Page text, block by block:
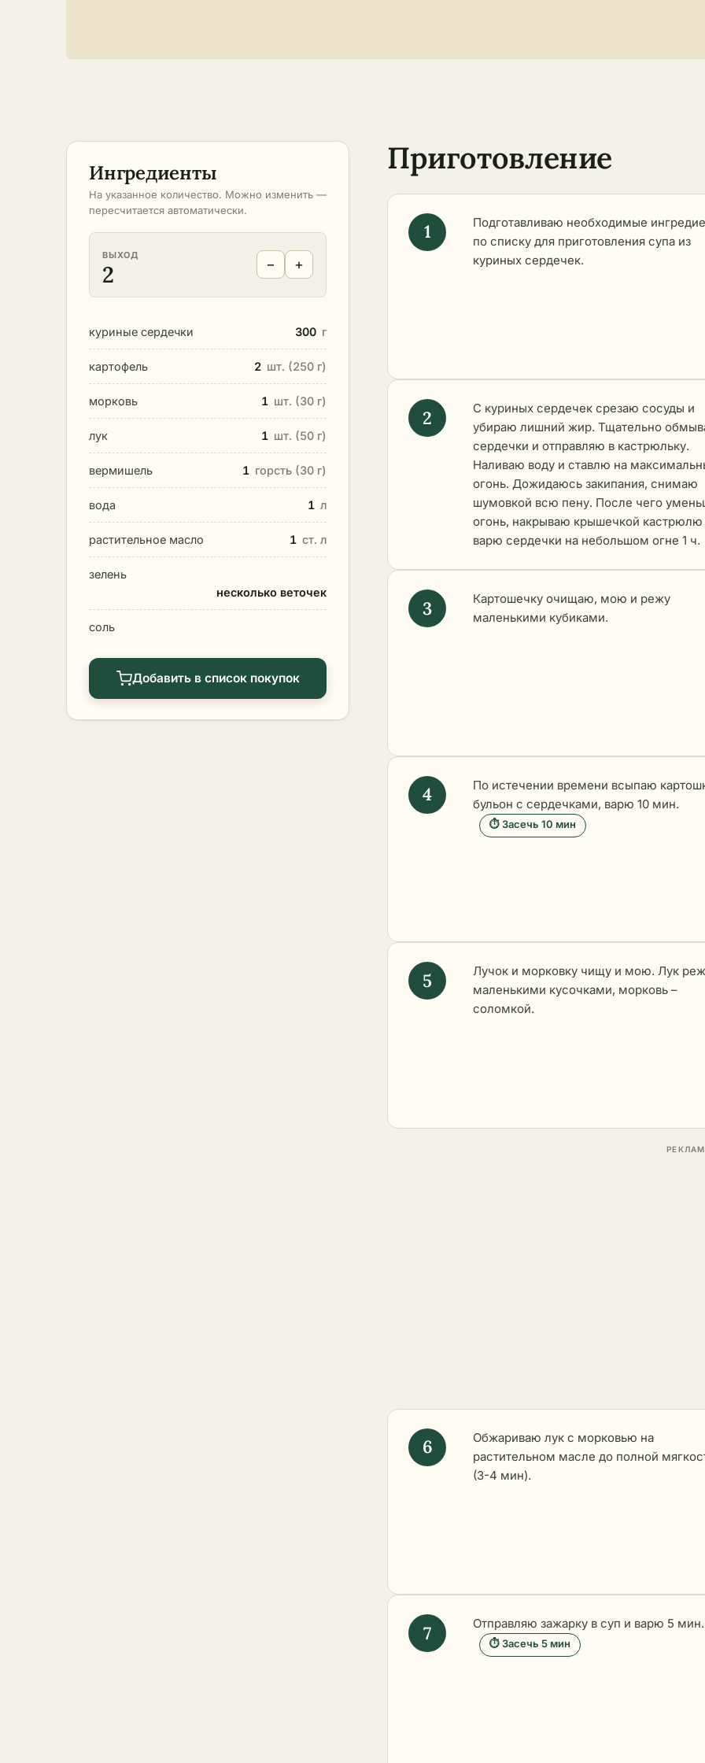
Ингредиенты
На указанное количество. Можно изменить —
пересчитается автоматически.
ВЫХОД
2 − +
куриные сердечки 300 г
картофель 2 шт. (250 г)
морковь 1 шт. (30 г)
лук 1 шт. (50 г)
вермишель 1 горсть (30 г)
вода 1 л
растительное масло 1 ст. л
зелень
несколько веточек
соль
Добавить в список покупок
Приготовление
Подготавливаю необходимые
по списку для приготовления супа из
куриных сердечек.
С куриных сердечек срезаю сосуды и
убираю лишний жир. Тщательно
сердечки и отправляю в кастрюльку.
Наливаю воду и ставлю на
огонь. Дожидаюсь закипания, снимаю
шумовкой всю пену. После чего
огонь, накрываю крышечкой кастрюлю
варю сердечки на небольшом огне 1 ч.
Картошечку очищаю, мою и режу
маленькими кубиками.
По истечении времени всыпаю
бульон с сердечками, варю 10 мин.
⏱ Засечь 10 мин
Лучок и морковку чищу и мою. Лук
маленькими кусочками, морковь –
соломкой.
Обжариваю лук с морковью на
растительном масле до полной
(3-4 мин).
Отправляю зажарку в суп и варю 5 мин.
⏱ Засечь 5 мин